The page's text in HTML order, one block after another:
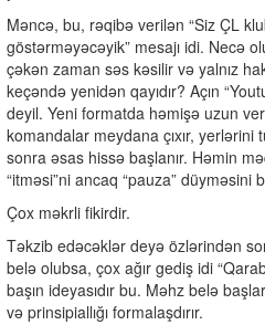
Məncə, bu, rəqibə verilən “Siz ÇL
göstərməyəcəyik” mesajı idi. Necə
çəkən zaman səs kəsilir və yalnız
keçəndə yenidən qayıdır? Açın
deyil. Yeni formatda həmişə uzun
komandalar meydana çıxır,
sonra əsas hissə başlanır. Həmin
“itməsi”ni ancaq “pauza” düyməsini
Çox məkrli fikirdir.
Təkzib edəcəklər deyə özlərindən
belə olubsa, çox ağır gediş idi
başın ideyasıdır bu. Məhz belə
və prinsipiallığı formalaşdırır.